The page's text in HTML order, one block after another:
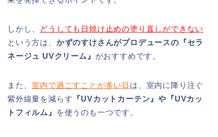
しかし、
どうしても日焼け止めの塗り直しができない
という方は、 かずのすけさんがプロデュースの『セラ
ネージュ UVクリーム』 がおすすめです。
また、室内で過ごすことが多い日 は、室内に降り注ぐ
紫外線量を減らす 『UVカットカーテン』や『UVカッ
トフィルム』
を使うのも一つです。